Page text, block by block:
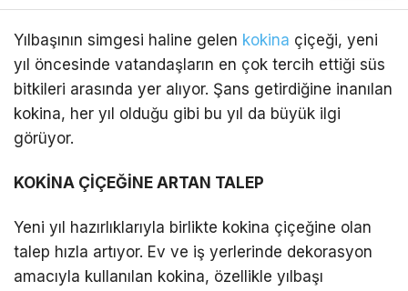
Youtube
TikTok
LinkedIn
Yılbaşının simgesi haline gelen kokina çiçeği, yeni
yıl öncesinde vatandaşların en çok tercih ettiği süs
bitkileri arasında yer alıyor. Şans getirdiğine inanılan
kokina, her yıl olduğu gibi bu yıl da büyük ilgi
görüyor.
KOKİNA ÇİÇEĞİNE ARTAN TALEP
Yeni yıl hazırlıklarıyla birlikte kokina çiçeğine olan
talep hızla artıyor. Ev ve iş yerlerinde dekorasyon
amacıyla kullanılan kokina, özellikle yılbaşı